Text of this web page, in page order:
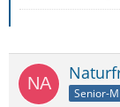
Senior-